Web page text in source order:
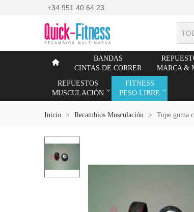
+34 951 40 64 23
BANDAS
CINTAS DE CORRER
MARCA &
REPUESTOS
MUSCULACIÓN
FITNESS
PESO LIBRE
Inicio > Recambios Musculación > Tope goma